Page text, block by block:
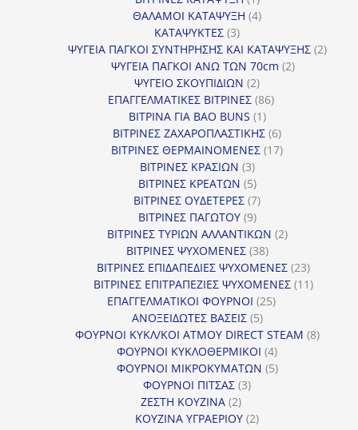
προϊόν
ΘΑΛΑΜΟΙ ΚΑΤΑΨΥΞΗ 44
ΚΑΤΑΨΥΚΤΕΣ 33
προϊόντα
ΨΥΓΕΙΑ ΠΑΓΚΟΙ ΣΥΝΤΗΡΗΣΗΣ ΚΑΙ ΚΑΤΑΨΥΞΗΣ 22
ΨΥΓΕΙΑ ΠΑΓΚΟΙ ΑΝΩ ΤΩΝ 70cm 22
ΨΥΓΕΙΟ ΣΚΟΥΠΙΔΙΩΝ 22
προϊόντα
ΕΠΑΓΓΕΛΜΑΤΙΚΕΣ ΒΙΤΡΙΝΕΣ 8686
ΒΙΤΡΙΝΑ ΓΙΑ BAO BUNS 11
προϊόν
ΒΙΤΡΙΝΕΣ ΖΑΧΑΡΟΠΛΑΣΤΙΚΗΣ 66
προϊόντα
ΒΙΤΡΙΝΕΣ ΘΕΡΜΑΙΝΟΜΕΝΕΣ 1717
ΒΙΤΡΙΝΕΣ ΚΡΑΣΙΩΝ 33
προϊόντα
ΒΙΤΡΙΝΕΣ ΚΡΕΑΤΩΝ 55
προϊόντα
ΒΙΤΡΙΝΕΣ ΟΥΔΕΤΕΡΕΣ 77
ΒΙΤΡΙΝΕΣ ΠΑΓΩΤΟΥ 99
προϊόντα
ΒΙΤΡΙΝΕΣ ΤΥΡΙΩΝ ΑΛΛΑΝΤΙΚΩΝ 22
ΒΙΤΡΙΝΕΣ ΨΥΧΟΜΕΝΕΣ 3838
προϊόντα
ΒΙΤΡΙΝΕΣ ΕΠΙΔΑΠΕΔΙΕΣ ΨΥΧΟΜΕΝΕΣ 2323
προϊόντα
ΒΙΤΡΙΝΕΣ ΕΠΙΤΡΑΠΕΖΙΕΣ ΨΥΧΟΜΕΝΕΣ 1111
ΕΠΑΓΓΕΛΜΑΤΙΚΟΙ ΦΟΥΡΝΟΙ 2525
ΑΝΟΞΕΙΔΩΤΕΣ ΒΑΣΕΙΣ 55
προϊόντα
ΦΟΥΡΝΟΙ ΚΥΚΛ/ΚΟΙ ΑΤΜΟΥ DIRECT STEAM 88
ΦΟΥΡΝΟΙ ΚΥΚΛΟΘΕΡΜΙΚΟΙ 44
προϊόντα
ΦΟΥΡΝΟΙ ΜΙΚΡΟΚΥΜΑΤΩΝ 55
ΦΟΥΡΝΟΙ ΠΙΤΣΑΣ 33
ΖΕΣΤΗ ΚΟΥΖΙΝΑ 22
προϊόντα
ΚΟΥΖΙΝΑ ΥΓΡΑΕΡΙΟΥ 22